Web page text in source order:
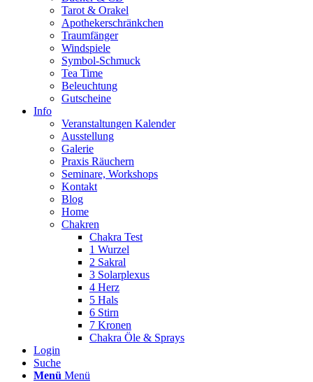
Tarot & Orakel
Apothekerschränkchen
Traumfänger
Windspiele
Symbol-Schmuck
Tea Time
Beleuchtung
Gutscheine
Info
Veranstaltungen Kalender
Ausstellung
Galerie
Praxis Räuchern
Seminare, Workshops
Kontakt
Blog
Home
Chakren
Chakra Test
1 Wurzel
2 Sakral
3 Solarplexus
4 Herz
5 Hals
6 Stirn
7 Kronen
Chakra Öle & Sprays
Login
Suche
Menü Menü